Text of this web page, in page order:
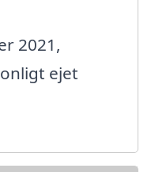
2021,
ejet